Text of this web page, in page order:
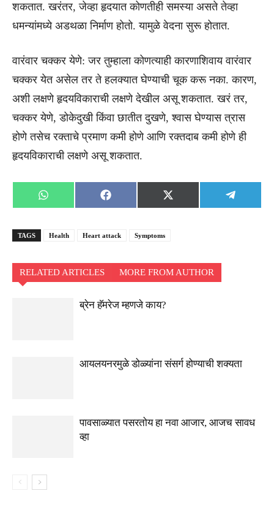
शकतात. खरंतर, जेव्हा हृदयात कोणतीही समस्या असते तेव्हा
धमन्यांमध्ये अडथळा निर्माण होतो. यामुळे वेदना सुरू होतात.
वारंवार चक्कर येणे: जर तुम्हाला कोणत्याही कारणाशिवाय वारंवार
चक्कर येत असेल तर ते हलक्यात घेण्याची चूक करू नका. कारण,
अशी लक्षणे हृदयविकाराची लक्षणे देखील असू शकतात. खरं तर,
चक्कर येणे, डोकेदुखी किंवा छातीत दुखणे, श्वास घेण्यास त्रास
होणे तसेच रक्ताचे प्रमाण कमी होणे आणि रक्तदाब कमी होणे ही
हृदयविकाराची लक्षणे असू शकतात.
Share
on
WhatsApp
Share
on
Facebook
Share
on
X
(Twitter)
Share
on
TAGS Health Heart attack Symptoms
RELATED ARTICLES MORE FROM AUTHOR
ब्रेन हॅमरेज म्हणजे काय?
आयलयनरमुळे डोळ्यांना संसर्ग होण्याची शक्यता
पावसाळ्यात पसरतोय हा नवा आजार, आजच सावध
व्हा